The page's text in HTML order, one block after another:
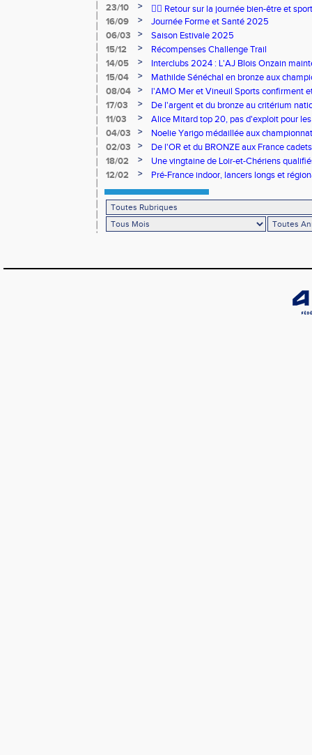
23/10
>
🧘‍♀️ Retour sur la journée bien-être et
16/09
>
Journée Forme et Santé 2025
06/03
>
Saison Estivale 2025
15/12
>
Récompenses Challenge Trail
14/05
>
Interclubs 2024 : L'AJ Blois Onzain
Romorantin en N2B
15/04 >
Mathilde Sénéchal en bronze aux
08/04
>
l'AMO Mer et Vineuil Sports confirment
benjamins
17/03 >
De l'argent et du bronze au critérium
11/03
>
Alice Mitard top 20, pas d'exploit pour
04/03
>
Noelie Yarigo médaillée aux
02/03
>
De l'OR et du BRONZE aux France
18/02
>
Une vingtaine de Loir-et-Chériens
12/02
> Pré-France indoor, lancers longs et